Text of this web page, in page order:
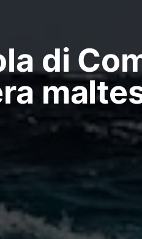
di